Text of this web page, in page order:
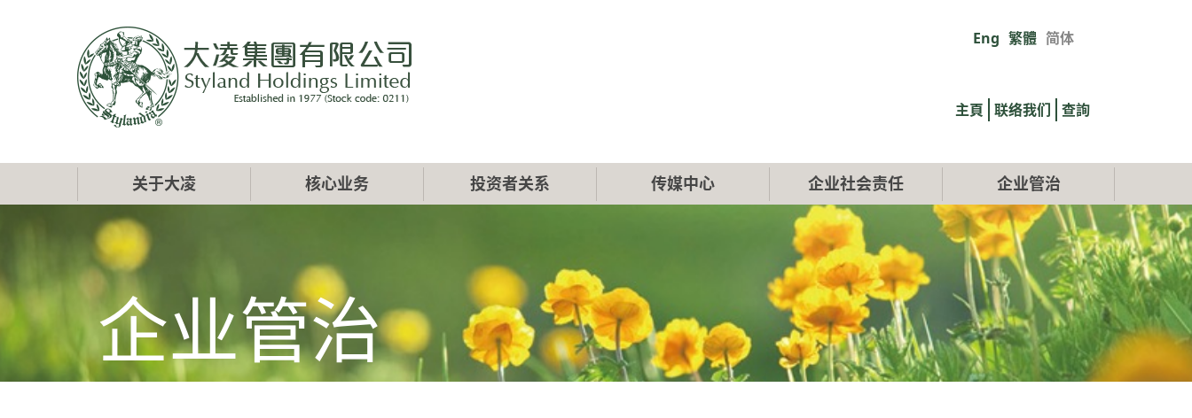
Eng 繁體 简体
links
主頁 联络我们 查詢
Main
navigation
关于大凌 核心业务 投资者关系 传媒中心 企业社会责任 企业管治
企业管治